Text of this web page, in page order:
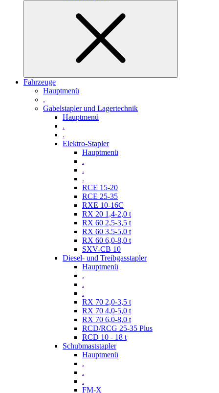
Fahrzeuge
Hauptmenü
.
Gabelstapler und Lagertechnik
Hauptmenü
.
.
Elektro-Stapler
Hauptmenü
.
.
.
RCE 15-20
RCE 25-35
RXE 10-16C
RX 20 1,4-2,0 t
RX 60 2,5-3,5 t
RX 60 3,5-5,0 t
RX 60 6,0-8,0 t
SXV-CB 10
Diesel- und Treibgasstapler
Hauptmenü
.
.
.
RX 70 2,0-3,5 t
RX 70 4,0-5,0 t
RX 70 6,0-8,0 t
RCD/RCG 25-35 Plus
RCD 10 - 18 t
Schubmaststapler
Hauptmenü
.
.
.
FM-X